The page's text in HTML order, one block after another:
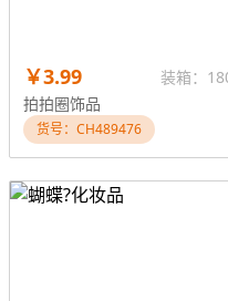
￥3.99
装箱：
拍拍圈饰品
货号：CH489476